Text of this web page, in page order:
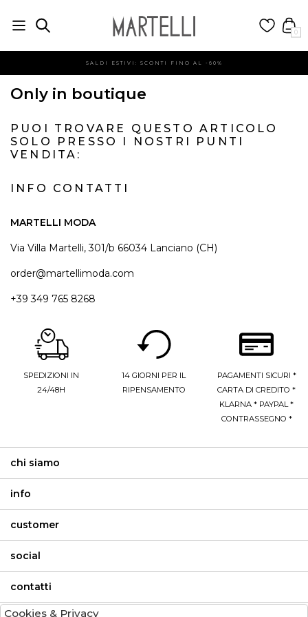
0
SALDI ESTIVI: SCONTI FINO AL -60%
Only in boutique
PUOI TROVARE QUESTO ARTICOLO
SOLO PRESSO I NOSTRI PUNTI
VENDITA:
INFO CONTATTI
MARTELLI MODA
Via Villa Martelli, 301/b 66034 Lanciano (CH)
order@martellimoda.com
+39 349 765 8268
SPEDIZIONI IN
24/48H
14 GIORNI PER IL
RIPENSAMENTO
PAGAMENTI SICURI *
CARTA DI CREDITO *
KLARNA * PAYPAL *
CONTRASSEGNO *
chi siamo
info
customer
social
contatti
Cookies & Privacy